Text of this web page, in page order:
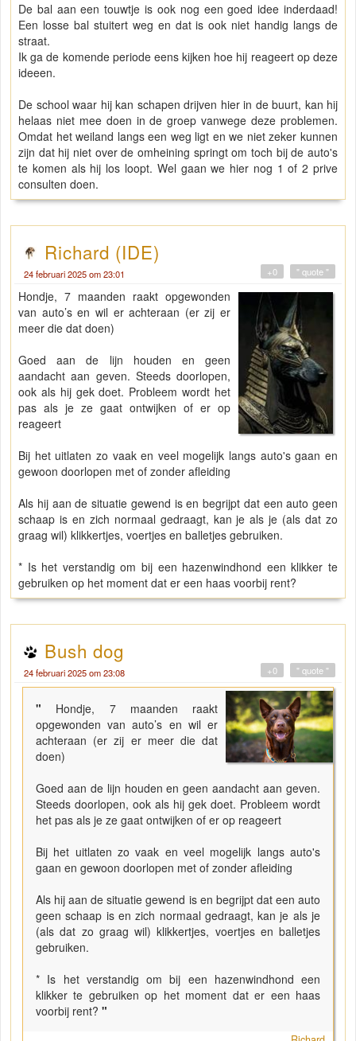
De bal aan een touwtje is ook nog een goed idee inderdaad!
Een losse bal stuitert weg en dat is ook niet handig langs de
straat.
Ik ga de komende periode eens kijken hoe hij reageert op deze
ideeen.
De school waar hij kan schapen drijven hier in de buurt, kan hij
helaas niet mee doen in de groep vanwege deze problemen.
Omdat het weiland langs een weg ligt en we niet zeker kunnen
zijn dat hij niet over de omheining springt om toch bij de auto's
te komen als hij los loopt. Wel gaan we hier nog 1 of 2 prive
consulten doen.
Richard (IDE)
24 februari 2025 om 23:01 " quote "
+0
Hondje, 7 maanden raakt opgewonden
van auto’s en wil er achteraan (er zij er
meer die dat doen)
Goed aan de lijn houden en geen
aandacht aan geven. Steeds doorlopen,
ook als hij gek doet. Probleem wordt het
pas als je ze gaat ontwijken of er op
reageert
Bij het uitlaten zo vaak en veel mogelijk langs auto's gaan en
gewoon doorlopen met of zonder afleiding
Als hij aan de situatie gewend is en begrijpt dat een auto geen
schaap is en zich normaal gedraagt, kan je als je (als dat zo
graag wil) klikkertjes, voertjes en balletjes gebruiken.
* Is het verstandig om bij een hazenwindhond een klikker te
gebruiken op het moment dat er een haas voorbij rent?
Bush dog
24 februari 2025 om 23:08 " quote "
+0
" Hondje, 7 maanden raakt
opgewonden van auto’s en wil er
achteraan (er zij er meer die dat
doen)
Goed aan de lijn houden en geen aandacht aan geven.
Steeds doorlopen, ook als hij gek doet. Probleem wordt
het pas als je ze gaat ontwijken of er op reageert
Bij het uitlaten zo vaak en veel mogelijk langs auto's
gaan en gewoon doorlopen met of zonder afleiding
Als hij aan de situatie gewend is en begrijpt dat een auto
geen schaap is en zich normaal gedraagt, kan je als je
(als dat zo graag wil) klikkertjes, voertjes en balletjes
gebruiken.
* Is het verstandig om bij een hazenwindhond een
klikker te gebruiken op het moment dat er een haas
voorbij rent? "